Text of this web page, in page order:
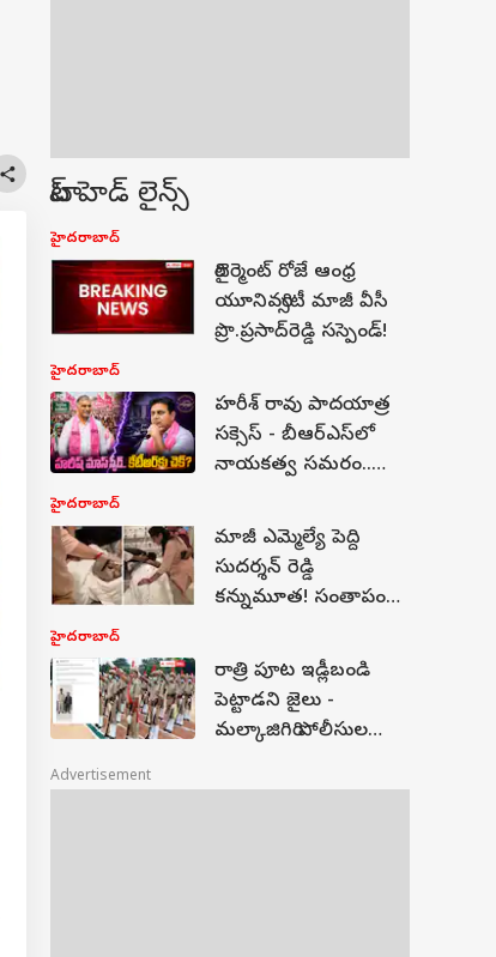
టాప్ హెడ్ లైన్స్
హైదరాబాద్
రిటైర్మెంట్‌ రోజే ఆంధ్ర
యూనివర్సిటీ మాజీ వీసీ
ప్రొ.ప్రసాద్‌రెడ్డి సస్పెండ్!
హైదరాబాద్
హరీశ్ రావు పాదయాత్ర
సక్సెస్ - బీఆర్ఎస్‌లో
నాయకత్వ సమరం..
వ్యూహాత్మక ఆధిపత్య
పోరేనా?
హైదరాబాద్
మాజీ ఎమ్మెల్యే పెద్ది
సుదర్శన్ రెడ్డి
కన్నుమూత! సంతాపం
హైదరాబాద్
రాత్రి పూట ఇడ్లీబండి
పెట్టాడని జైలు -
మల్కాజిగిరి పోలీసుల
సన్మానించేస్తున్నారు!
Advertisement